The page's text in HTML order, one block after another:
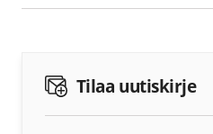
Tilaa uutiskirje